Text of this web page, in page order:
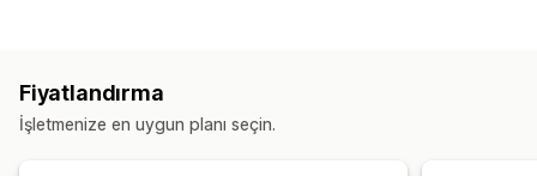
Özelleştirme
Fiyatlandırma
İşletmenize en uygun planı seçin.